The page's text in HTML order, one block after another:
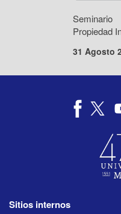
Propiedad
31 Agosto
Sitios internos